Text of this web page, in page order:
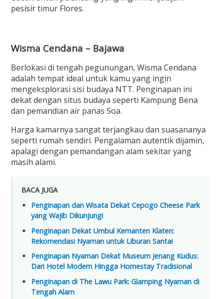
pesisir timur Flores.
Wisma Cendana – Bajawa
Berlokasi di tengah pegunungan, Wisma Cendana
adalah tempat ideal untuk kamu yang ingin
mengeksplorasi sisi budaya NTT. Penginapan ini
dekat dengan situs budaya seperti Kampung Bena
dan pemandian air panas Soa.
Harga kamarnya sangat terjangkau dan suasananya
seperti rumah sendiri. Pengalaman autentik dijamin,
apalagi dengan pemandangan alam sekitar yang
masih alami.
BACA JUGA
Penginapan dan Wisata Dekat Cepogo Cheese Park
yang Wajib Dikunjungi
Penginapan Dekat Umbul Kemanten Klaten:
Rekomendasi Nyaman untuk Liburan Santai
Penginapan Nyaman Dekat Museum Jenang Kudus:
Dari Hotel Modern Hingga Homestay Tradisional
Penginapan di The Lawu Park: Glamping Nyaman di
Tengah Alam